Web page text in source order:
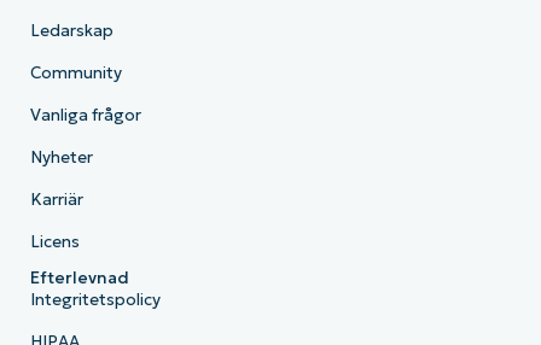
Ledarskap
Community
Vanliga frågor
Nyheter
Karriär
Licens
Efterlevnad
Integritetspolicy